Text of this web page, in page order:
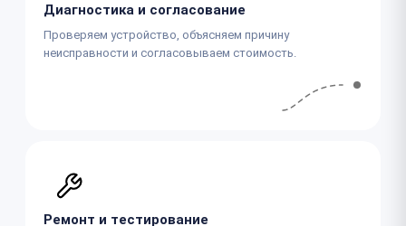
Диагностика и согласование
Проверяем устройство, объясняем причину
неисправности и согласовываем стоимость.
Ремонт и тестирование